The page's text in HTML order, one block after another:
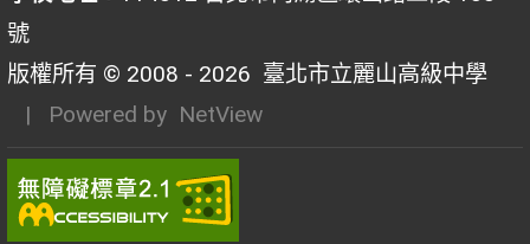
號
版權所有 © 2008 - 2026 臺北市立麗山高級中學
| Powered by NetView